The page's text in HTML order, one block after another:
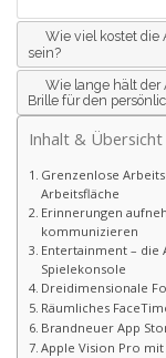
Wie viel kostet die
sein?
Wie lange hält der
Brille für den
Inhalt & Übersicht
Grenzenlose
Arbeitsfläche
Erinnerungen
kommunizieren
Entertainment – die
Spielekonsole
Dreidimensionale
Räumliches
Brandneuer App
Apple Vision Pro